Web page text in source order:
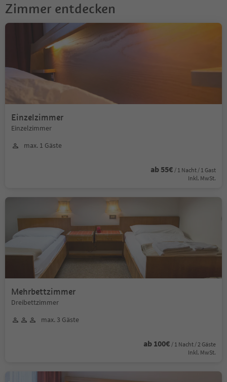
Zimmer entdecken
Einzelzimmer
Einzelzimmer
max. 1 Gäste
ab 55€ / 1 Nacht / 1 Gast
Inkl. MwSt.
Mehrbettzimmer
Dreibettzimmer
max. 3 Gäste
ab 100€ / 1 Nacht / 2 Gäste
Inkl. MwSt.